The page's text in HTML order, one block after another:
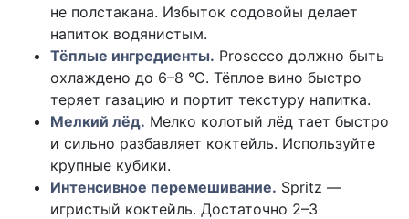
не полстакана. Избыток содовойы делает
напиток водянистым.
Тёплые ингредиенты. Prosecco должно быть
охлаждено до 6–8 °C. Тёплое вино быстро
теряет газацию и портит текстуру напитка.
Мелкий лёд. Мелко колотый лёд тает быстро
и сильно разбавляет коктейль. Используйте
крупные кубики.
Интенсивное перемешивание. Spritz —
игристый коктейль. Достаточно 2–3